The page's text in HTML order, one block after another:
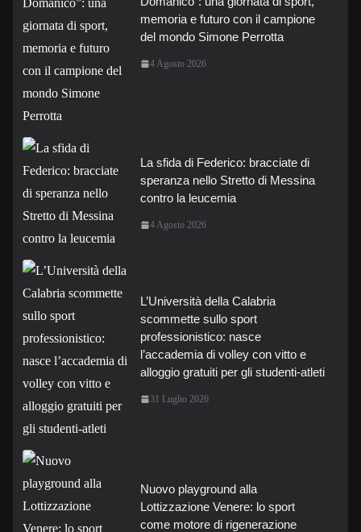
memoria e futuro con il campione
del mondo Simone Perrotta
4 Agosto 2026
La sfida di Federico: bracciate di
speranza nello Stretto di Messina
contro la leucemia
4 Agosto 2026
L’Università della Calabria
scommette sullo sport
professionistico: nasce
l’accademia di volley con vitto e
alloggio gratuiti per gli studenti-atleti
31 Luglio 2026
Nuovo playground alla
Lottizzazione Venere: lo sport
come motore di rigenerazione